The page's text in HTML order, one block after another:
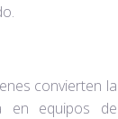
convierten la
en equipos de